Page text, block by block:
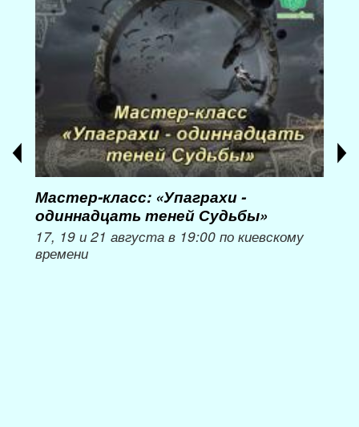
Мастер-класс: «Упаграхи -
одиннадцать теней Судьбы»
17, 19 и 21 августа в 19:00 по киевскому
времени